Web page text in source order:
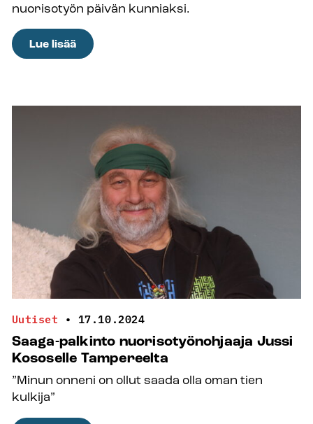
nuorisotyön päivän kunniaksi.
Lue lisää:
Kirkon
Uutiset • 17.10.2024
Saaga-palkinto nuorisotyönohjaaja Jussi
Kososelle Tampereelta
”Minun onneni on ollut saada olla oman tien
kulkija”